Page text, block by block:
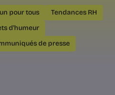
de
très
lequel est
pour tous
Tendances RH
d'humeur
de presse